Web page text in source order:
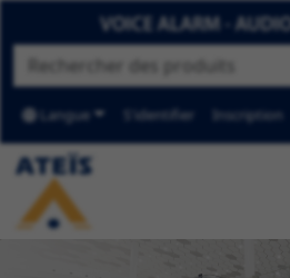
Langue S'identifier Inscription